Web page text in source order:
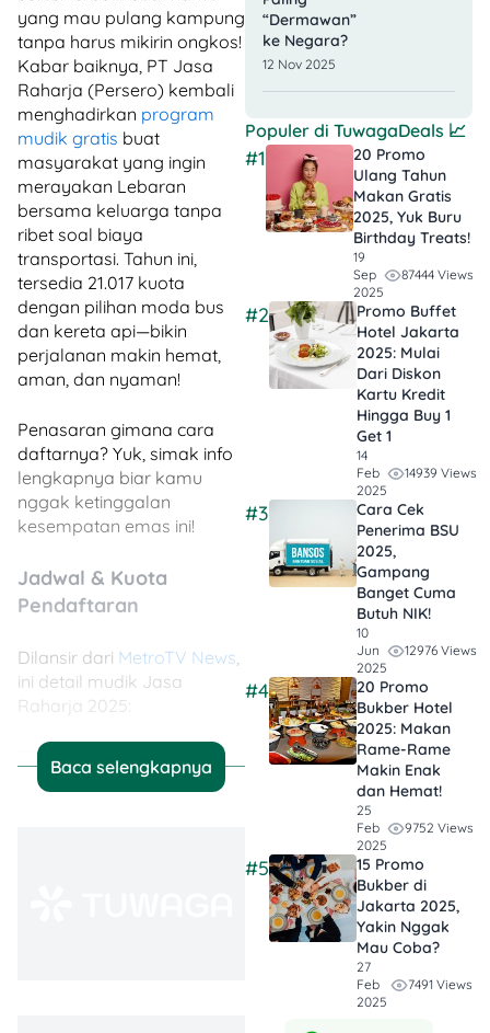
yang mau pulang kampung
tanpa harus mikirin ongkos!
Kabar baiknya, PT Jasa
Raharja (Persero) kembali
menghadirkan program
mudik gratis buat
masyarakat yang ingin
merayakan Lebaran
bersama keluarga tanpa
ribet soal biaya
transportasi. Tahun ini,
tersedia 21.017 kuota
dengan pilihan moda bus
dan kereta api—bikin
perjalanan makin hemat,
aman, dan nyaman!
Penasaran gimana cara
daftarnya? Yuk, simak info
lengkapnya biar kamu
nggak ketinggalan
kesempatan emas ini!
Jadwal & Kuota
Pendaftaran
Dilansir dari MetroTV News
ini detail mudik Jasa
Raharja 2025:
📅 Pendaftaran Dibuka:
3
Maret 2025
Baca selengkapnya
“Dermawan”
ke Negara?
12 Nov 2025
Populer di TuwagaDeals 📈
#1
20 Promo
Ulang Tahun
Makan Gratis
2025, Yuk Buru
Birthday Treats!
19
Sep
2025
87444 Views
#2
Promo Buffet
Hotel Jakarta
2025: Mulai
Dari Diskon
Kartu Kredit
Hingga Buy 1
Get 1
14
Feb
2025
14939 Views
#3
Cara Cek
Penerima BSU
2025,
Gampang
Banget Cuma
Butuh NIK!
10
Jun
2025
12976 Views
#4
20 Promo
Bukber Hotel
2025: Makan
Rame-Rame
Makin Enak
dan Hemat!
25
Feb
2025
9752 Views
#5
15 Promo
Bukber di
Jakarta 2025,
Yakin Nggak
Mau Coba?
27
Feb
2025
7491 Views